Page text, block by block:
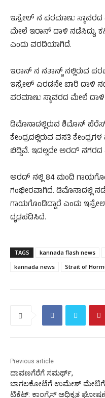
ಇಸ್ರೇಲ್‌ ನ ಪರಮಾಣು
ಮೇಲೆ ಇರಾನ್‌ ದಾಳಿ ನಡೆಸಿದ್ದು,
ಎಂದು ವರದಿಯಾಗಿದೆ.
ಇರಾನ್‌ ನ ನತಾನ್ಜ್‌ ನಲ್ಲಿರುವ
ಇಸ್ರೇಲ್‌ ಎರಡನೇ ಬಾರಿ ದಾಳಿ
ಪರಮಾಣು ಸ್ಥಾವರದ ಮೇಲೆ
ಡಿಮೊನಾದಲ್ಲಿರುವ ಶಿಮೊನ್‌
ಕೇಂದ್ರದಲ್ಲಿರುವ ವಸತಿ
ಬಿದ್ದಿವೆ. ಇದಲ್ಲದೇ ಅರದ್‌
ಅರದ್‌ ನಲ್ಲಿ 84 ಮಂದಿ
ಗಂಭೀರವಾಗಿದೆ. ಡಿಮೊನಾದಲ್ಲಿ
ಗಾಯಗೊಂಡಿದ್ದಾರೆ ಎಂದು
ದೃಢಪಡಿಸಿದೆ.
TAGS kannada flash news
kannada news
Strait of
Previous article
ದಾವಣಗೆರೆಗೆ ಸಮರ್ಥ್‌,
ಬಾಗಲಕೋಟೆಗೆ ಉಮೇಶ್‌ ಮೇಟಿಗೆ
ಟಿಕೆಟ್:‌ ಕಾಂಗ್ರೆಸ್‌ ಅಧಿಕೃತ